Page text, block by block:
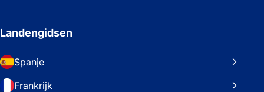
Landengidsen
Spanje
Frankrijk